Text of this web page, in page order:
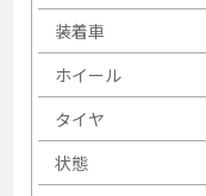
装着車
ホイール
タイヤ
状態